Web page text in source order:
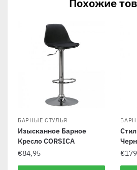
БАРНЫЕ СТУЛЬЯ
Изысканное Барное
Кресло CORSICA
€84,95
€